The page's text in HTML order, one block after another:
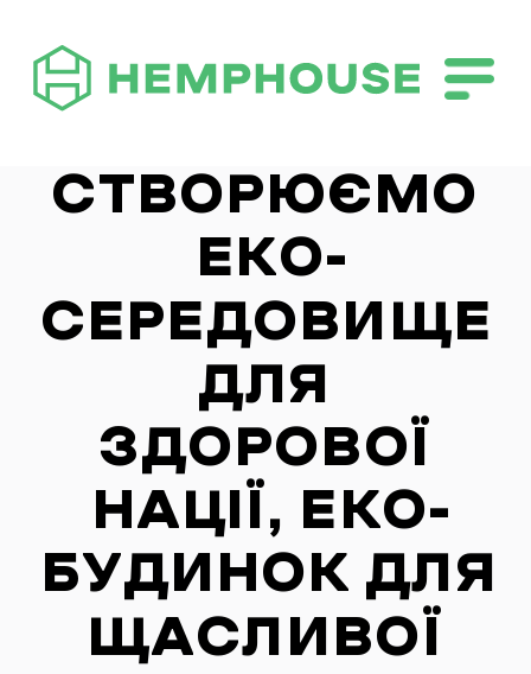
СТВОРЮЄМО
ЕКО-
СЕРЕДОВИЩЕ
ДЛЯ
ЗДОРОВОЇ
НАЦІЇ, ЕКО-
БУДИНОК ДЛЯ
ЩАСЛИВОЇ